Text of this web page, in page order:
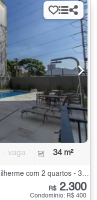
- vaga 34 m²
Apartamento para Alugar na Vila Guilherme com 2 quartos - 34 m²
R$ 2.300
Condomínio: R$ 400